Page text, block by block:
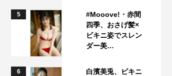
5
#Mooove!・赤間
四季、おさげ髪×
ビキニ姿でスレン
ダー美…
6
白濱美兎、ビキニ